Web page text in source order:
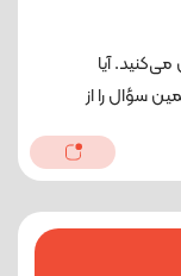
آیا
سؤال را از